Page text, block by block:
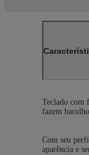
Teclado com
fazem
Com seu
aparência e